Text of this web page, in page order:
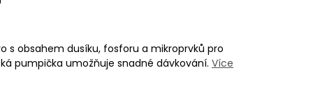
s obsahem dusíku, fosforu a mikroprvků pro
pumpička umožňuje snadné dávkování. Více